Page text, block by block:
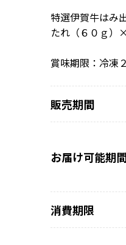
特選伊賀牛はみ
たれ（６０ｇ）
賞味期限：冷凍
販売期間
お届け可能期
消費期限